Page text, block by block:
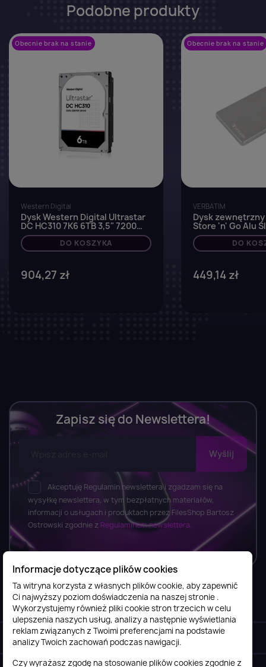
Podobne produkty
Obecnie brak na stanie
Western Digital
Dysk Western Digital Ultrastar
DC HC310 7K6 6TB 3,5" 7200
256MB SATA III 512e SE
HUS726T6TALE6L4
DO KOSZYKA
904,27 zł
Obecnie brak na stanie
VERBATIM
Dysk
Store 'n' Go Alu
(6,35cm) srebrny
DO
449,14 zł
Zapisz się do Newslettera!
Akceptuję Regulamin newslettera i zgadzam się na
wysyłkę newslettera, w tym bezpłatnych materiałów,
informacji o usługach i produktach przez FilesShop Bartosz
Ostrowski zgodnie z Regulaminem newslettera.
Informacje
Obsługa klienta
Informacje dotyczące plików cookies
Ta witryna korzysta z własnych plików cookie, aby zapewnić
Ci najwyższy poziom doświadczenia na naszej stronie .
Wykorzystujemy również pliki cookie stron trzecich w celu
ulepszenia naszych usług, analizy a następnie wyświetlania
reklam związanych z Twoimi preferencjami na podstawie
analizy Twoich zachowań podczas nawigacji.
Czy wyrażasz zgodę na stosowanie plików cookies zgodnie z